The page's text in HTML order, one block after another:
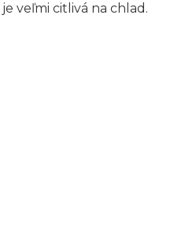
veľmi citlivá na chlad.